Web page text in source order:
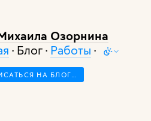
Озорнина
· Блог · Работы ·
НА БЛОГ…